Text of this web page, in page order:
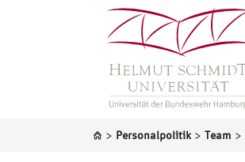
> Personalpolitik > Team >